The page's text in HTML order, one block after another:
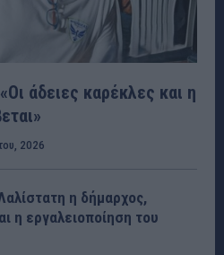
άδειες καρέκλες και η
2026
η δήμαρχος,
η εργαλειοποίηση του